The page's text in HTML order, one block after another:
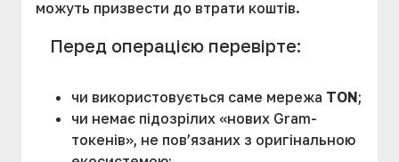
можуть призвести до втрати коштів.
Перед операцією перевірте:
чи використовується саме мережа TON;
чи немає підозрілих «нових Gram-
токенів», не пов’язаних з оригінальною